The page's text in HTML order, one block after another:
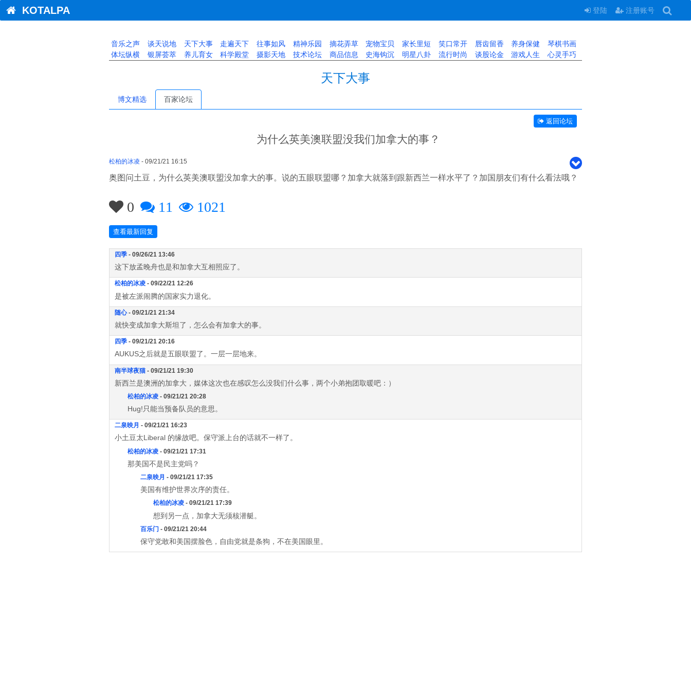
KOTALPA 登陆 注册账号
音乐之声 谈天说地 天下大事 走遍天下 往事如风 精神乐园 摘花弄草 宠物宝贝 家长里短 笑口常开 唇齿留香 养身保健
琴棋书画
体坛纵横
银屏荟萃 养儿育女 科学殿堂 摄影天地 技术论坛 商品信息 史海钩沉 明星八卦 流行时尚 谈股论金 游戏人生 心灵手巧
天下大事
博文精选 百家论坛
返回论坛
为什么英美澳联盟没我们加拿大的事？
松柏的冰凌 - 09/21/21 16:15
奥图问土豆，为什么英美澳联盟没加拿大的事。说的五眼联盟哪？加拿大就落到跟新西兰一样水平了？加国朋友们有什么看法哦？
0 11 1021
查看最新回复
四季 - 09/26/21 13:46
这下放孟晚舟也是和加拿大互相照应了。
松柏的冰凌 - 09/22/21 12:26
是被左派闹腾的国家实力退化。
随心- 09/21/21 21:34
就快变成加拿大斯坦了，怎么会有加拿大的事。
四季 - 09/21/21 20:16
AUKUS之后就是五眼联盟了。一层一层地来。
南半球夜猫 - 09/21/21 19:30
新西兰是澳洲的加拿大，媒体这次也在感叹怎么没我们什么事，两个小弟抱团取暖吧：）
松柏的冰凌 - 09/21/21 20:28
Hug!只能当预备队员的意思。
二泉映月 - 09/21/21 16:23
小土豆太Liberal 的缘故吧。保守派上台的话就不一样了。
松柏的冰凌 - 09/21/21 17:31
那美国不是民主党吗？
二泉映月 - 09/21/21 17:35
美国有维护世界次序的责任。
松柏的冰凌 - 09/21/21 17:39
想到另一点，加拿大无须核潜艇。
百乐门 - 09/21/21 20:44
保守党敢和美国摆脸色，自由党就是条狗，不在美国眼里。